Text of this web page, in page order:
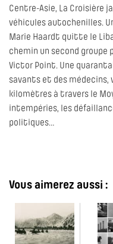
Centre-Asie, La Croisière
véhicules autochenilles.
Marie Haardt quitte le
chemin un second groupe
Victor Point. Une
savants et des
kilomètres à travers le
intempéries, les
politiques…
Vous aimerez aussi :